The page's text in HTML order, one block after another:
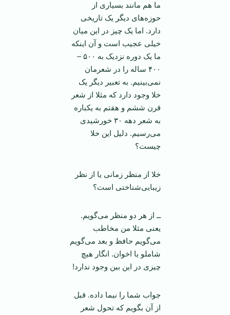
ما هم مانند بسیاری از
حوزه‌های دیگر یک تاریخی
دارد. اما یک چیز در این میان
خیلی عجیب است و آن اینکه
ما یک دوره نزدیک به ۵۰۰ –
۴۰۰ ساله را در شعرمان
نمی‌بینیم. به تعبیر دیگر یک
خلا وجود دارد که مثلا از شعر
قرن ششم و هفتم به یکباره
به شعر دهه ۳۰ خورشیدی
می‌رسیم. دلیل این خلا
چیست؟
خلا از منظر زمانی یا از نظر
زیبایی‌شناختی است؟
ــ از هر دو منظر می‌گویم.
یعنی مثلا من مخاطب
می‌گویم حافظ و بعد می‌گویم
شاملو یا اخوان. انگار هیچ
چیزی در این بین وجود ندارد!
جواب شما را نیما داده. قبل
از آن بگویم که تحول شعر